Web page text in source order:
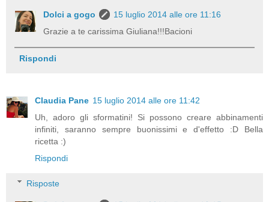
Dolci a gogo
15 luglio 2014 alle ore 11:16
Grazie a te carissima Giuliana!!!Bacioni
Rispondi
Claudia Pane 15 luglio 2014 alle ore 11:42
Uh, adoro gli sformatini! Si possono creare abbinamenti
infiniti, saranno sempre buonissimi e d'effetto :D Bella
ricetta :)
Rispondi
Risposte